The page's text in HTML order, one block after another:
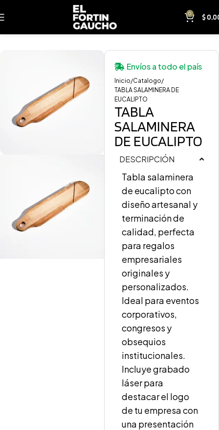
0 $
Inicio Catalogo
TABLA SALAMINERA DE
EUCALIPTO
Envíos a todo el país
TABLA
SALAMINERA
DE EUCALIPTO
DESCRIPCIÓN
Tabla salaminera
de eucalipto con
diseño artesanal y
terminación de
calidad, perfecta
para regalos
empresariales
originales y
personalizados.
Ideal para eventos
corporativos,
congresos y
obsequios
institucionales.
Incluye grabado
láser para
destacar el logo
de tu empresa con
una presentación